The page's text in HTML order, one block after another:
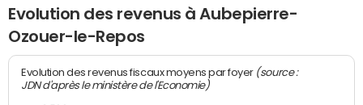
Evolution des revenus à Aubepierre-
Ozouer-le-Repos
Evolution des revenus fiscaux moyens par foyer (source :
JDN d'après le ministère de l'Economie)